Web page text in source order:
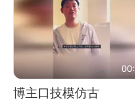
博主口技模仿古